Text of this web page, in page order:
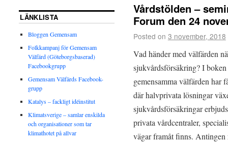
Vårdstölden –
Forum den 24
Posted on 3 november, 2018
Vad händer med välfärden
sjukvårdsförsäkring? I
gemensamma välfärden har
där halvprivata lösningar
sjukvårdsförsäkringar
privata vårdcentraler,
vägar framåt finns. Antingen
LÄNKLISTA
Bloggen Gemensam
Folkkampanj för Gemensam
Välfärd (Göteborgsbaserad)
Facebookgrupp
Gemensam Välfärds Facebook-
grupp
Katalys – fackligt idéinstitut
Klimatsverige – samlar enskilda
och organisationer som tar
klimathotet på allvar